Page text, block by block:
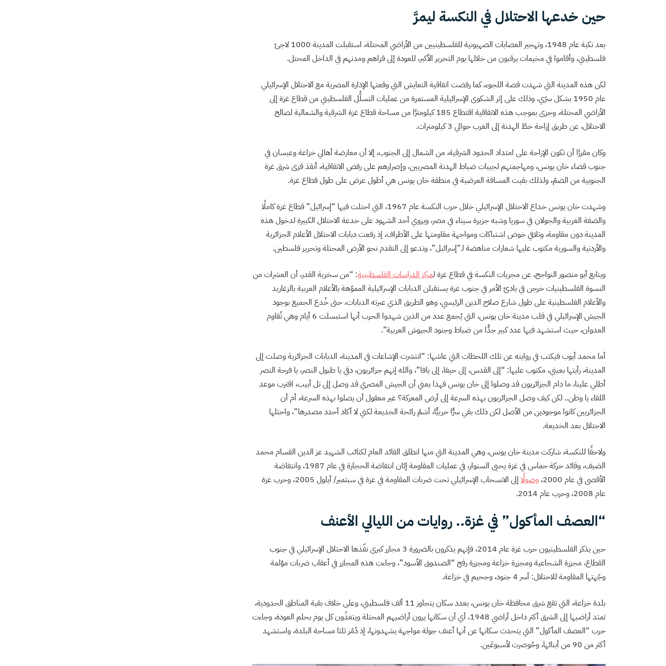
حين خدعها الاحتلال في النكسة ليمرَّ
بعد نكبة عام 1948، وتهجير العصابات الصهيونية للفلسطينيين من الأراضي المحتلة، استقبلت المدينة 1000 لاجئ
فلسطيني، وأقاموا في مخيمات يرقبون من خلالها يوم التحرير الأكبر، للعودة إلى قراهم ومدنهم في الداخل المحتل.
لكن هذه المدينة التي شهدت قصة اللجوء، كما رفضت اتفاقية التعايش التي وقعتها الإدارة المصرية مع الاحتلال الإسرائيلي
عام 1950 بشكل سرّي، وذلك على إثر الشكوى الإسرائيلية المستمرة من عمليات التسلُّل الفلسطيني من قطاع غزة إلى
الأراضي المحتلة، وجرى بموجب هذه الاتفاقية اقتطاع 185 كيلومترًا من مساحة قطاع غزة الشرقية والشمالية لصالح
الاحتلال، عن طريق إزاحة خطّ الهدنة إلى الغرب حوالي 3 كيلومترات.
وكان مقررًا أن تكون الإزاحة على امتداد الحدود الشرقية، من الشمال إلى الجنوب، إلا أن معارضة أهالي خزاعة وعبسان في
جنوب قضاء خان يونس، ومهاجمتهم لجيبات ضباط الهدنة المصريين، وإصرارهم على رفض الاتفاقية، أنقذ قرى شرق غزة
الجنوبية من الضمّ، ولذلك بقيت المسافة العرضية في منطقة خان يونس هي أطول عرض على طول قطاع غزة.
وشهدت خان يونس خداع الاحتلال الإسرائيلي خلال حرب النكسة عام 1967، التي احتلت فيها “إسرائيل” قطاع غزة كاملًا
والضفة الغربية والجولان في سوريا وشبه جزيرة سيناء في مصر، ويروي أحد الشهود على خدعة الاحتلال الكبيرة لدخول هذه
المدينة دون مقاومة، وتلافي خوض اشتباكات ومواجهة مقاومتها على الأطراف، إذ رفعت دبابات الاحتلال الأعلام الجزائرية
والأردنية والسورية مكتوب عليها شعارات مناهضة لـ”إسرائيل”، وتدعو إلى التقدم نحو الأرض المحتلة وتحرير فلسطين.
ويتابعأبو منصور النواجح، عن مجريات النكسة في قطاع غزة لمركز الدراسات الفلسطينية: “من سخرية القدر، أن العشرات من
النسوة الفلسطينيات خرجن في بادئ الأمر في جنوب غزة يستقبلن الدبابات الإسرائيلية المموّهة بالأعلام العربية بالزغاريد
والأعلام الفلسطينية على طول شارع صلاح الدين الرئيسي، وهو الطريق الذي عبرته الدبابات، حتى خُدع الجميع بوجود
الجيش الإسرائيلي في قلب مدينة خان يونس، التي يُجمع عدد من الذين شهدوا الحرب أنها استبسلت 6 أيام وهي تُقاوم
العدوان، حيث استشهد فيها عدد كبير جدًّا من ضباط وجنود الجيوش العربية”.
أما محمد أيوب فيكتب في روايته عن تلك اللحظات التي عاشها: “انتشرت الإشاعات في المدينة، الدبابات الجزائرية وصلت إلى
المدينة، رأيتها بعيني، مكتوب عليها: “إلى القدس، إلى حيفا، إلى يافا”، والله إنهم جزائريون، دقي يا طبول النصر، يا فرحة النصر
أطلي علينا، ما دام الجزائريون قد وصلوا إلى خان يونس فهذا يعني أن الجيش المصري قد وصل إلى تل أبيب، اقترب موعد
اللقاء يا وطن.. لكن كيف وصل الجزائريون بهذه السرعة إلى أرض المعركة؟ غير معقول أن يصلوا بهذه السرعة، أم أن
الجزائريين كانوا موجودين من الأصل لكن ذلك بقي سرًّا حربيًّا، أشمّ رائحة الخديعة لكني لا أكاد أحدد مصدرها”، واحتلها
الاحتلال بعد الخديعة.
ولاحقًا للنكسة، شاركت مدينة خان يونس، وهي المدينة التي منها انطلق القائد العام لكتائب الشهيد عز الدين القسام محمد
الضيف، وقائد حركة حماس في غزة يحيى السنوار، في عمليات المقاومة إبّان انتفاضة الحجارة في عام 1987، وانتفاضة
الأقصى في عام 2000،
وصولًا
إلى الانسحاب الإسرائيلي تحت ضربات المقاومة في غزة في سبتمبر/ أيلول 2005، وحرب غزة
عام 2008، وحرب عام 2014.
“العصف المأكول” في غزة.. روايات من الليالي الأعنف
حين يذكر الفلسطينيون حرب غزة عام 2014، فإنهم يذكرون بالضرورة 3 مجازر كبرى نفّذها الاحتلال الإسرائيلي في جنوب
القطاع، مجزرة الشجاعية ومجزرة خزاعة ومجزرة رفح “الصندوق الأسود”، وجاءت هذه المجازر في أعقاب ضربات مؤلمة
وجّهتها المقاومة للاحتلال: أسر 4 جنود، وجحيم في خزاعة.
بلدة خزاعة، التي تقع شرق محافظة خان يونس، بعدد سكان يتجاوز 11 ألف فلسطيني، وعلى خلاف بقية المناطق الحدودية،
تمتد أراضيها إلى الشرق أكثر داخل أراضي 1948، أي أن سكانها يرون أراضيهم المحتلة ويتغذّون كل يوم بحلم العودة، وجاءت
حرب “العصف المأكول” التي يتحدث سكانها عن أنها أعنف جولة مواجهة يشهدونها، إذ دُمّر ثلثا مساحة البلدة، واستشهد
أكثر من 90 من أبنائها، وحُوصرت لأسبوعَين.